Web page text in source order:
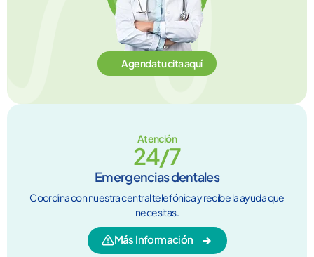
Agenda tu cita aquí
Atención
24/7
Emergencias dentales
Coordina con nuestra central telefónica y recibe la ayuda que
necesitas.
Más Información